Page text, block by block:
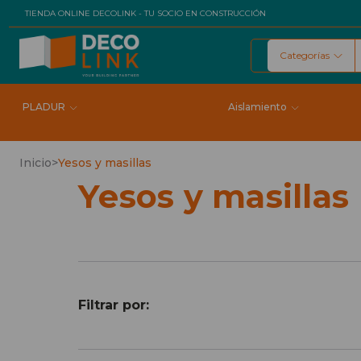
TIENDA ONLINE DECOLINK - TU SOCIO EN CONSTRUCCIÓN
Buscar
Categorías
PLADUR Aislamiento
Inicio>Yesos y masillas
Yesos y masillas
Filtrar por: